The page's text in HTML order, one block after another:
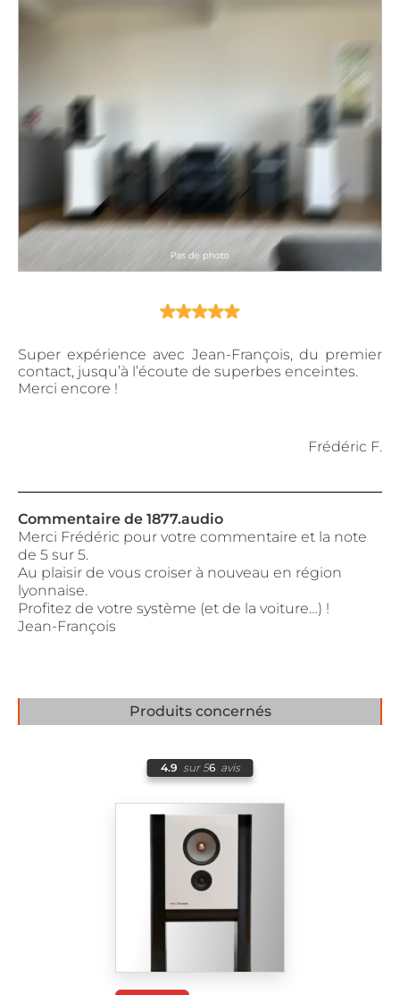
Super expérience avec Jean-François, du premier
contact, jusqu’à l’écoute de superbes enceintes.
Merci encore !
Frédéric F.
Commentaire de 1877.audio
Merci Frédéric pour votre commentaire et la note
de 5 sur 5.
Au plaisir de vous croiser à nouveau en région
lyonnaise.
Profitez de votre système (et de la voiture…) !
Jean-François
Produits concernés
4.9 sur 56 avis